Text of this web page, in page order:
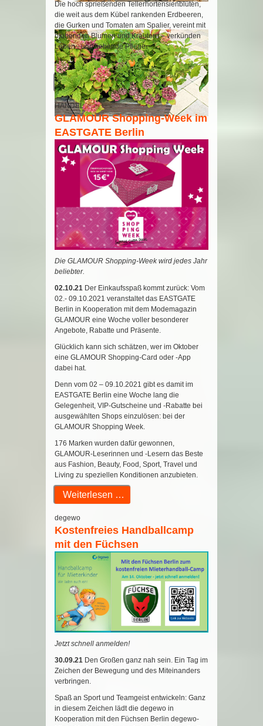
Die hoch sprießenden Tellerhortensienblüten,
die weit aus dem Kübel rankenden Erdbeeren,
die Gurken und Tomaten am Spalier, vereint mit
blühenden Blumen und Kräutern – verkünden
Leben - und liebende Pflege.
Weiterlesen …
HANDEL
GLAMOUR Shopping-Week im
EASTGATE Berlin
Die GLAMOUR Shopping-Week wird jedes Jahr
beliebter.
02.10.21 Der Einkaufsspaß kommt zurück: Vom
02.- 09.10.2021 veranstaltet das EASTGATE
Berlin in Kooperation mit dem Modemagazin
GLAMOUR eine Woche voller besonderer
Angebote, Rabatte und Präsente.
Glücklich kann sich schätzen, wer im Oktober
eine GLAMOUR Shopping-Card oder -App
dabei hat.
Denn vom 02 – 09.10.2021 gibt es damit im
EASTGATE Berlin eine Woche lang die
Gelegenheit, VIP-Gutscheine und -Rabatte bei
ausgewählten Shops einzulösen: bei der
GLAMOUR Shopping Week.
176 Marken wurden dafür gewonnen,
GLAMOUR-Leserinnen und -Lesern das Beste
aus Fashion, Beauty, Food, Sport, Travel und
Living zu speziellen Konditionen anzubieten.
Weiterlesen …
degewo
Kostenfreies Handballcamp
mit den Füchsen
Jetzt schnell anmelden!
30.09.21 Den Großen ganz nah sein. Ein Tag im
Zeichen der Bewegung und des Miteinanders
verbringen.
Spaß an Sport und Teamgeist entwickeln: Ganz
in diesem Zeichen lädt die degewo in
Kooperation mit den Füchsen Berlin degewo-